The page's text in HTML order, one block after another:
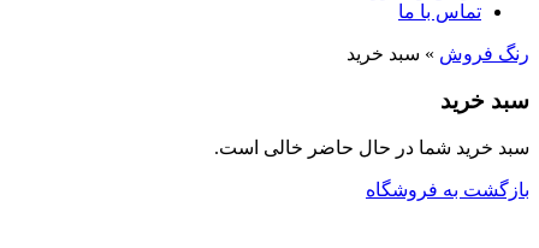
تماس با ما
رنگ فروش » سبد خرید
سبد خرید
سبد خرید شما در حال حاضر خالی است.
بازگشت به فروشگاه